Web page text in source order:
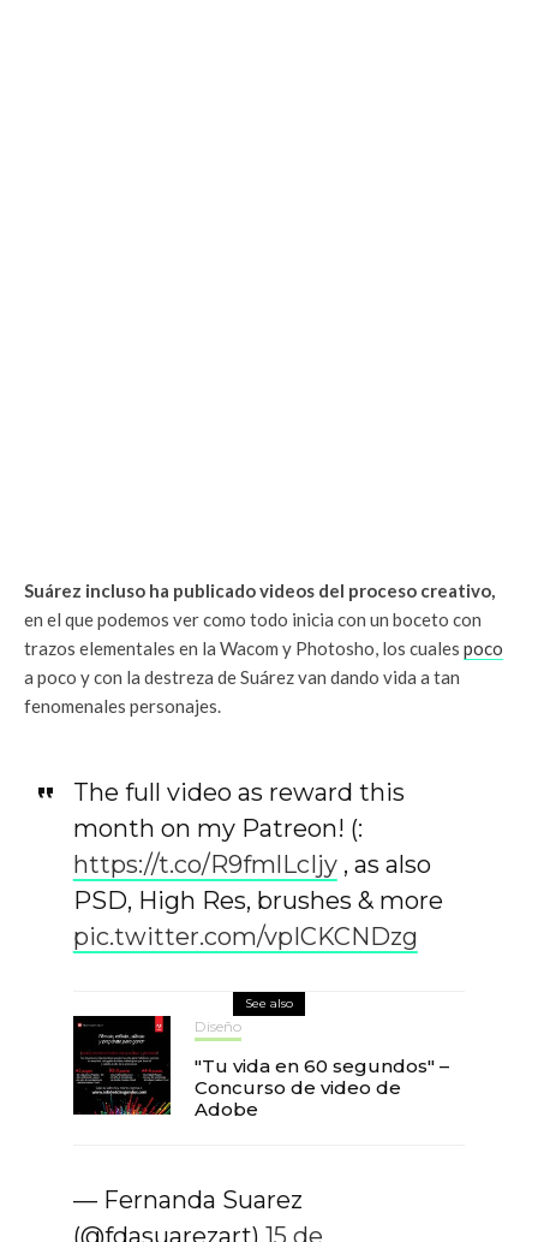
Suárez incluso ha publicado videos del proceso creativo,
en el que podemos ver como todo inicia con un boceto con
trazos elementales en la Wacom y Photosho, los cuales poco
a poco y con la destreza de Suárez van dando vida a tan
fenomenales personajes.
The full video as reward this
month on my Patreon! (:
https://t.co/R9fmlLcIjy, as also
PSD, High Res, brushes & more
pic.twitter.com/vpICKCNDzg
See also
Diseño
"Tu vida en 60 segundos" –
Concurso de video de
Adobe
— Fernanda Suarez